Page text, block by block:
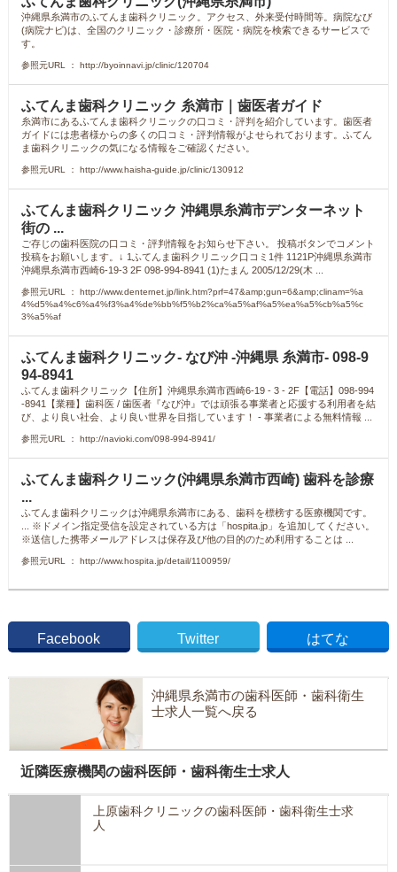
沖縄県糸満市のふてんま歯科クリニック。アクセス、外来受付時間等。病院なび
(病院ナビ)は、全国のクリニック・診療所・医院・病院を検索できるサービスで
す。
参照元URL ： http://byoinnavi.jp/clinic/120704
ふてんま歯科クリニック 糸満市｜歯医者ガイド
糸満市にあるふてんま歯科クリニックの口コミ・評判を紹介しています。歯医者
ガイドには患者様からの多くの口コミ・評判情報がよせられております。ふてん
ま歯科クリニックの気になる情報をご確認ください。
参照元URL ： http://www.haisha-guide.jp/clinic/130912
ふてんま歯科クリニック 沖縄県糸満市デンターネット
街の ...
ご存じの歯科医院の口コミ・評判情報をお知らせ下さい。 投稿ボタンでコメント
投稿をお願いします。↓ 1ふてんま歯科クリニック口コミ1件 1121P沖縄県糸満市
沖縄県糸満市西崎6-19-3 2F 098-994-8941 (1)たまん 2005/12/29(木 ...
参照元URL ： http://www.denternet.jp/link.htm?prf=47&amp;gun=6&amp;clinam=%a
4%d5%a4%c6%a4%f3%a4%de%bb%f5%b2%ca%a5%af%a5%ea%a5%cb%a5%c
3%a5%af
ふてんま歯科クリニック- なび沖 -沖縄県 糸満市- 098-9
94-8941
ふてんま歯科クリニック【住所】沖縄県糸満市西崎6-19 - 3 - 2F【電話】098-994
-8941【業種】歯科医 / 歯医者『なび沖』では頑張る事業者と応援する利用者を結
び、より良い社会、より良い世界を目指しています！ - 事業者による無料情報 ...
参照元URL ： http://navioki.com/098-994-8941/
ふてんま歯科クリニック(沖縄県糸満市西崎) 歯科を診療
...
ふてんま歯科クリニックは沖縄県糸満市にある、歯科を標榜する医療機関です。
... ※ドメイン指定受信を設定されている方は「hospita.jp」を追加してください。
※送信した携帯メールアドレスは保存及び他の目的のため利用することは ...
参照元URL ： http://www.hospita.jp/detail/1100959/
Facebook Twitter はてな
沖縄県糸満市の歯科医師・歯科衛生
士求人一覧へ戻る
近隣医療機関の歯科医師・歯科衛生士求人
上原歯科クリニックの歯科医師・歯科衛生士求
人